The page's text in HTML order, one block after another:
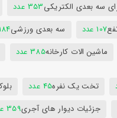
سه بعدی الکتریکی353 عدد
107 عدد سه بعدی ورزشی184
ماشین الات کارخانه385 عدد
تخت یک نفره45 عدد
جزئیات دیوار های آجری359 عدد